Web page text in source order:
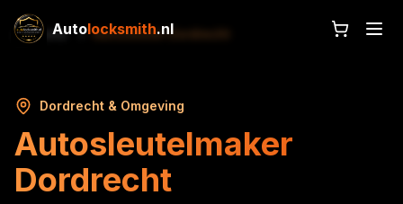
Autolocksmith.nl
Home Autosleutel Dordrecht
Dordrecht & Omgeving
Autosleutelmaker
Dordrecht